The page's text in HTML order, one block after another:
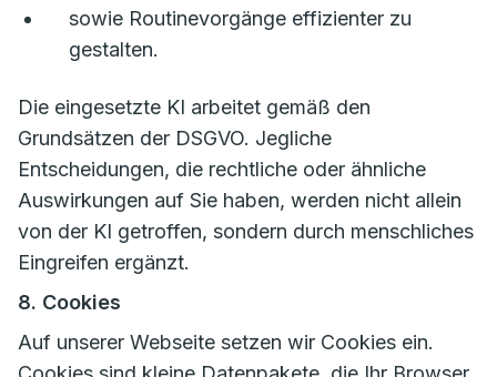
sowie Routinevorgänge effizienter zu
gestalten.
Die eingesetzte KI arbeitet gemäß den
Grundsätzen der DSGVO. Jegliche
Entscheidungen, die rechtliche oder ähnliche
Auswirkungen auf Sie haben, werden nicht allein
von der KI getroffen, sondern durch menschliches
Eingreifen ergänzt.
8. Cookies
Auf unserer Webseite setzen wir Cookies ein.